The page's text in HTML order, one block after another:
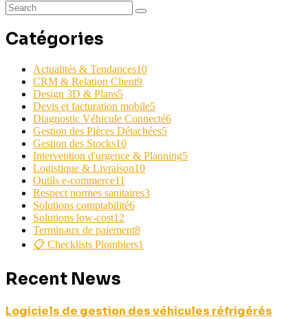
Catégories
Actualités & Tendances10
CRM & Relation Client9
Design 3D & Plans5
Devis et facturation mobile5
Diagnostic Véhicule Connecté6
Gestion des Pièces Détachées5
Gestion des Stocks10
Intervention d'urgence & Planning5
Logistique & Livraison10
Outils e-commerce11
Respect normes sanitaires3
Solutions comptabilité6
Solutions low-cost12
Terminaux de paiement8
📋 Checklists Plombiers1
Recent News
Logiciels de gestion des véhicules réfrigérés